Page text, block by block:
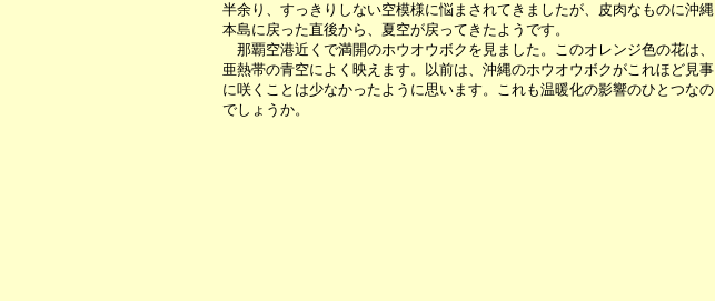
半余り、すっきりしない空模様に悩まされてきましたが、皮肉なものに沖縄
本島に戻った直後から、夏空が戻ってきたようです。
那覇空港近くで満開のホウオウボクを見ました。このオレンジ色の花は、
亜熱帯の青空によく映えます。以前は、沖縄のホウオウボクがこれほど見事
に咲くことは少なかったように思います。これも温暖化の影響のひとつなの
でしょうか。